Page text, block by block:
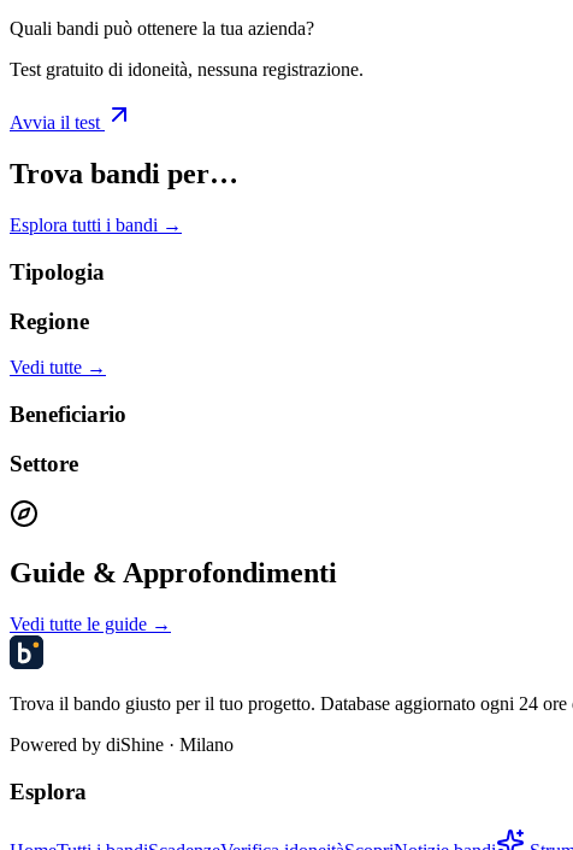
Quali bandi può ottenere la tua azienda?
Test gratuito di idoneità, nessuna registrazione.
Avvia il test
Trova bandi per…
Esplora tutti i bandi →
Tipologia
Regione
Vedi tutte →
Beneficiario
Settore
Guide & Approfondimenti
Vedi tutte le guide →
Trova il bando giusto per il tuo progetto. Database aggiornato ogni 24
Powered by diShine · Milano
Esplora